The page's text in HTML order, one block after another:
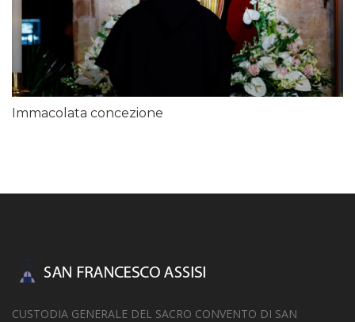
Immacolata concezione
CUSTODIA GENERALE DEL SACRO CONVENTO DI SAN